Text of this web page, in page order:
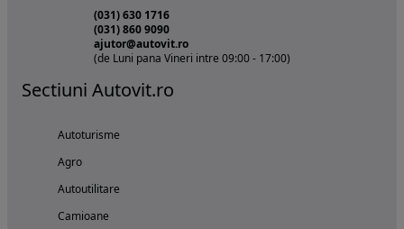
(031) 630 1716
(031) 860 9090
ajutor@autovit.ro
(de Luni pana Vineri intre 09:00 - 17:00)
Sectiuni Autovit.ro
Autoturisme
Agro
Autoutilitare
Camioane